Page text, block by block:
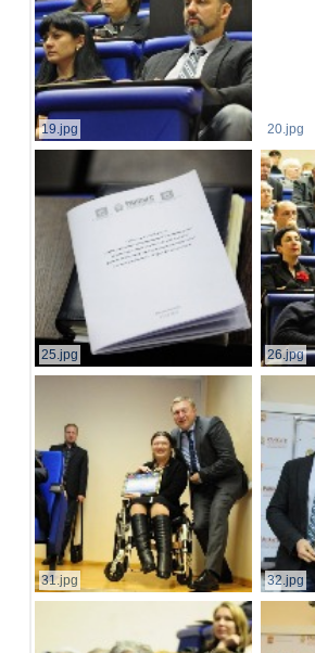
19.jpg 20.jpg
25.jpg 26.jpg
31.jpg 32.jpg